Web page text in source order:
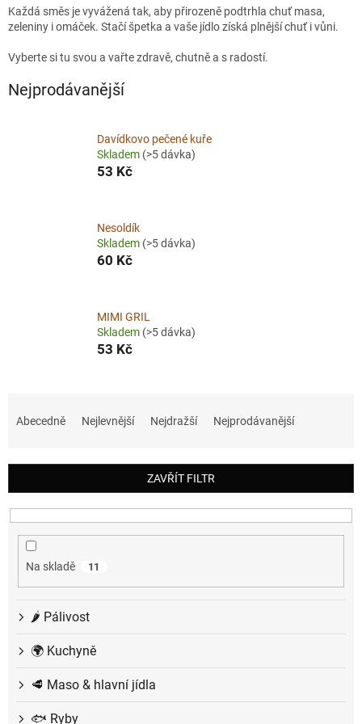
Každá směs je vyvážená tak, aby přirozeně podtrhla chuť masa,
zeleniny i omáček. Stačí špetka a vaše jídlo získá plnější chuť i vůni.
Vyberte si tu svou a vařte zdravě, chutně a s radostí.
Nejprodávanější
Davídkovo pečené kuře
Skladem (>5 dávka)
53 Kč
Nesoldík
Skladem (>5 dávka)
60 Kč
MIMI GRIL
Skladem (>5 dávka)
53 Kč
í
p
r
Abecedně Nejlevnější Nejdražší Nejprodávanější
ZAVŘÍT FILTR
Na skladě 11
🌶️ Pálivost
🌍 Kuchyně
🥩 Maso & hlavní jídla
🐟 Ryby